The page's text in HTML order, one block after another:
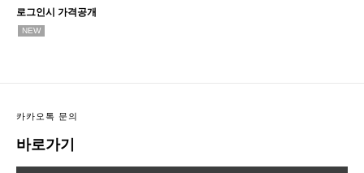
로그인시 가격공개
NEW
카카오톡 문의
바로가기